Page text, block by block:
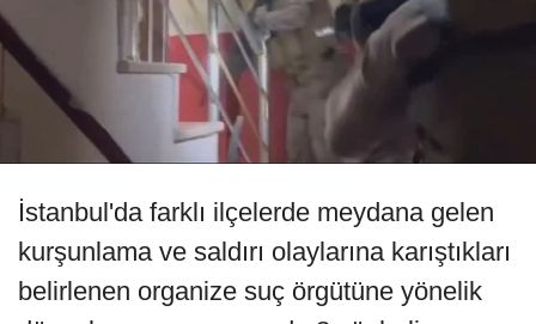
İstanbul'da farklı ilçelerde meydana gelen
kurşunlama ve saldırı olaylarına karıştıkları
belirlenen organize suç örgütüne yönelik